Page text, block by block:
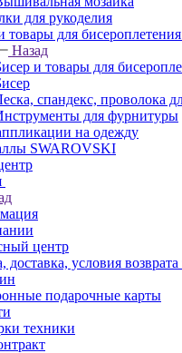
для рукоделия
товары для бисероплетения
Назад
и товары для
спандекс, проволока
для фурнитуры
на одежду
SWAROVSKI
центр
доставка, условия возврата
подарочные карты
техники